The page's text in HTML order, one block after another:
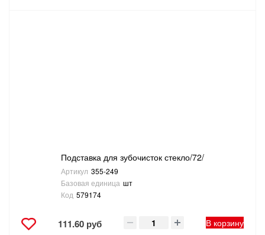
Подставка для зубочисток стекло/72/
Артикул 355-249
Базовая единица шт
Код 579174
111.60 руб В корзину